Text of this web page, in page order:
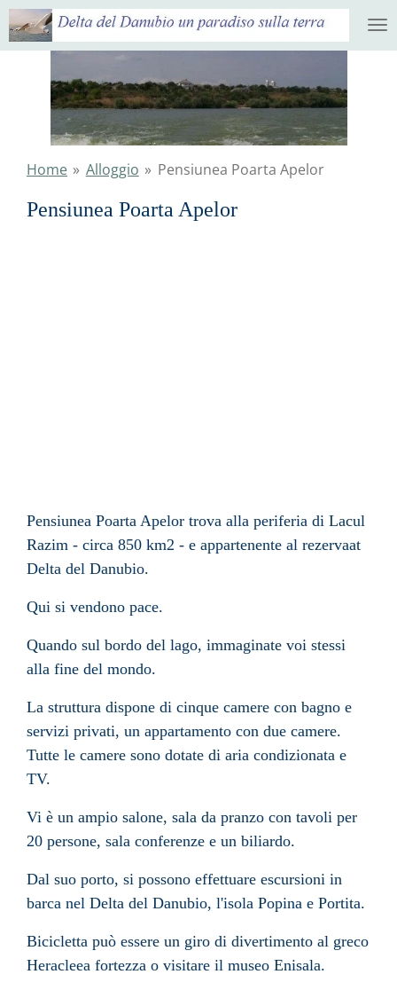
direct
hoofdinhoud
Home » Alloggio » Pensiunea Poarta Apelor
Pensiunea Poarta Apelor
Pensiunea Poarta Apelor trova alla periferia di Lacul
Razim - circa 850 km2 - e appartenente al rezervaat
Delta del Danubio.
Qui si vendono pace.
Quando sul bordo del lago, immaginate voi stessi
alla fine del mondo.
La struttura dispone di cinque camere con bagno e
servizi privati, un appartamento con due camere.
Tutte le camere sono dotate di aria condizionata e
TV.
Vi è un ampio salone, sala da pranzo con tavoli per
20 persone, sala conferenze e un biliardo.
Dal suo porto, si possono effettuare escursioni in
barca nel Delta del Danubio, l'isola Popina e Portita.
Bicicletta può essere un giro di divertimento al greco
Heracleea fortezza o visitare il museo Enisala.